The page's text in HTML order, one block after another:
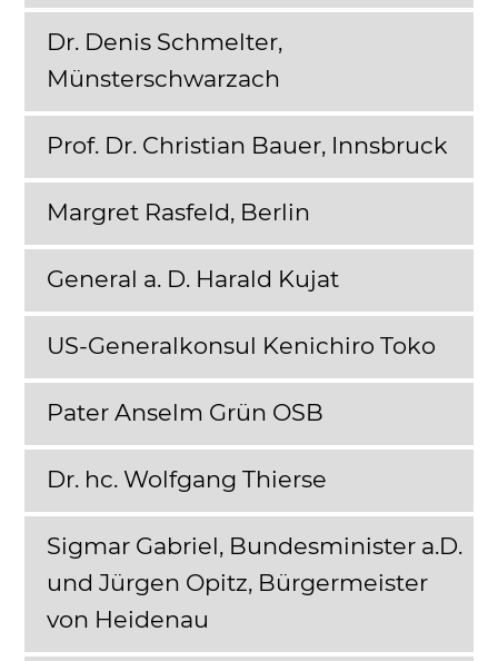
Dr. Denis Schmelter,
Münsterschwarzach
Prof. Dr. Christian Bauer, Innsbruck
Margret Rasfeld, Berlin
General a. D. Harald Kujat
US-Generalkonsul Kenichiro Toko
Pater Anselm Grün OSB
Dr. hc. Wolfgang Thierse
Sigmar Gabriel, Bundesminister a.D.
und Jürgen Opitz, Bürgermeister
von Heidenau